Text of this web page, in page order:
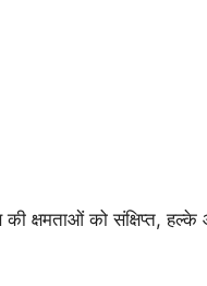
क्षमताओं को संक्षिप्त,